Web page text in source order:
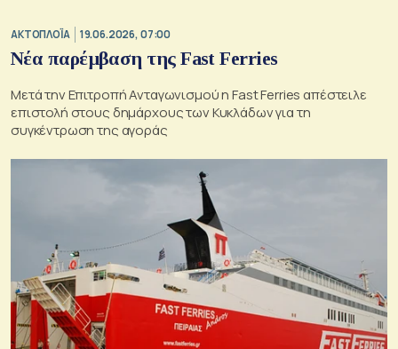
ΑΚΤΟΠΛΟΪΑ 19.06.2026, 07:00
Νέα παρέμβαση της Fast Ferries
Μετά την Επιτροπή Ανταγωνισμού η Fast Ferries απέστειλε
επιστολή στους δημάρχους των Κυκλάδων για τη
συγκέντρωση της αγοράς